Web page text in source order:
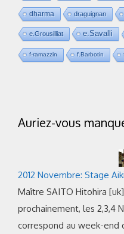
dharma draguignan
e.Grousilliat e.Savalli
f-ramazzin f.Barbotin
Auriez-vous
2012 Novembre: Stage
Maître SAITO Hitohira
prochainement, les 2,3,4
correspond au week-end